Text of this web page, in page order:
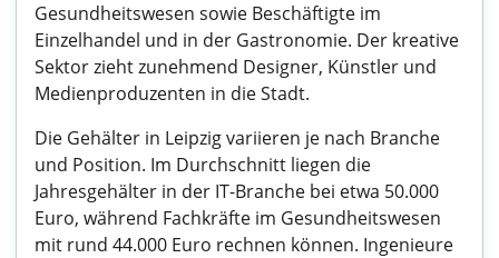
Gesundheitswesen sowie Beschäftigte im
Einzelhandel und in der Gastronomie. Der kreative
Sektor zieht zunehmend Designer, Künstler und
Medienproduzenten in die Stadt.
Die Gehälter in Leipzig variieren je nach Branche
und Position. Im Durchschnitt liegen die
Jahresgehälter in der IT-Branche bei etwa 50.000
Euro, während Fachkräfte im Gesundheitswesen
mit rund 44.000 Euro rechnen können. Ingenieure